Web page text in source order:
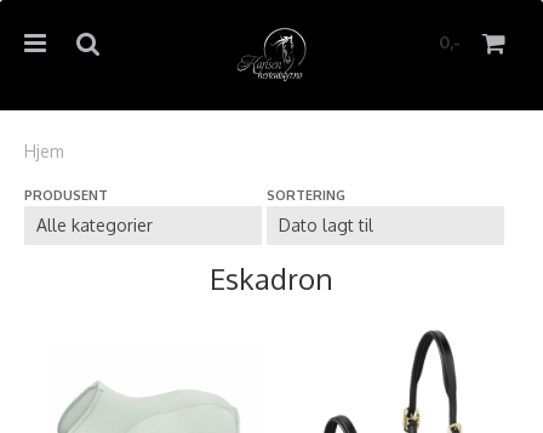
0,-
Hjem
PRODUSENT SORTERING
Eskadron